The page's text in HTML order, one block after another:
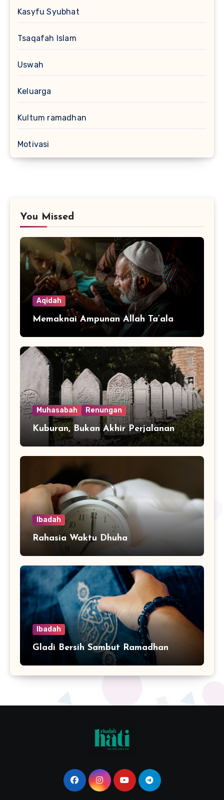
Kasyfu Syubhat
Tsaqafah Islam
Uswah
Keluarga
Kultum ramadhan
Motivasi
You Missed
Aqidah
Memaknai Ampunan Allah Ta’ala
Muhasabah Renungan
Kuburan, Bukan Akhir Perjalanan
Ibadah
Rahasia Waktu Dhuha
Ibadah
Gladi Bersih Sambut Ramadhan